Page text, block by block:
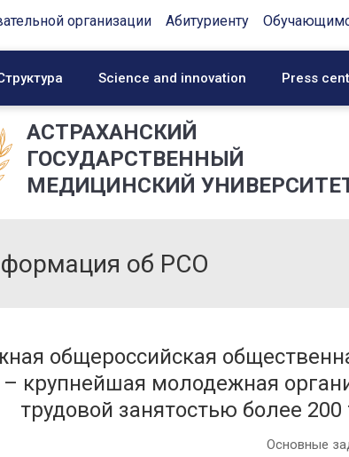
организации Абитуриенту
Science and innovation Press
АСТРАХАНСКИЙ
ГОСУДАРСТВЕННЫЙ
МЕДИЦИНСКИЙ
об РСО
общероссийская
крупнейшая молодежная
трудовой занятостью более
Основные